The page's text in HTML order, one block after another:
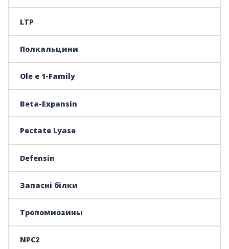
LTP
Полкальцини
Ole e 1-Family
Beta-Expansin
Pectate Lyase
Defensin
Запасні білки
Тропомиозины
NPC2